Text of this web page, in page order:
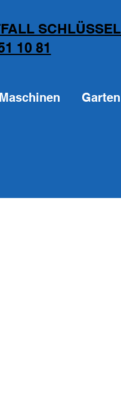
10 81